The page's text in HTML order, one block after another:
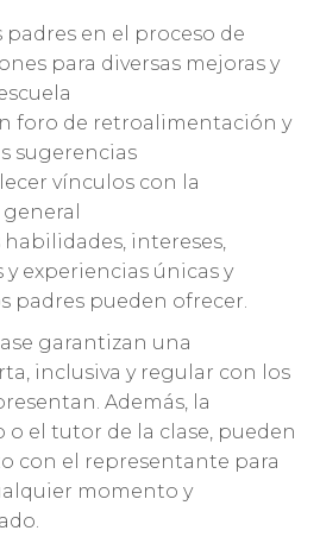
padres en el proceso de
para diversas mejoras y
foro de retroalimentación y
sugerencias
vínculos con la
intereses,
experiencias únicas y
padres pueden ofrecer.
garantizan una
inclusiva y regular con los
Además, la
el tutor de la clase, pueden
con el representante para
momento y